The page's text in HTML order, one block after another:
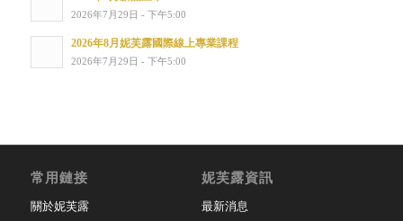
2026年7月29日 - 下午5:00
2026年8月妮芙露國際線上專業課程
2026年7月29日 - 下午5:00
常用鏈接
關於妮芙露
妮芙露資訊
最新消息